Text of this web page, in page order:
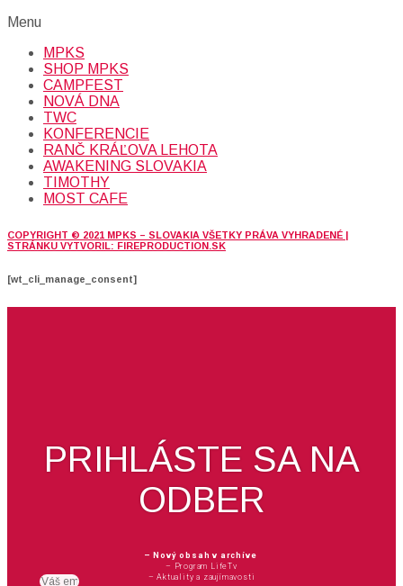
Menu
MPKS
SHOP MPKS
CAMPFEST
NOVÁ DNA
TWC
KONFERENCIE
RANČ KRÁĽOVA LEHOTA
AWAKENING SLOVAKIA
TIMOTHY
MOST CAFE
COPYRIGHT © 2021 MPKS – SLOVAKIA VŠETKY PRÁVA VYHRADENÉ |
STRÁNKU VYTVORIL: FIREPRODUCTION.SK
[wt_cli_manage_consent]
PRIHLÁSTE SA NA
ODBER
– Nový obsah v archíve
– Program LifeTv
– Aktuality a zaujímavosti